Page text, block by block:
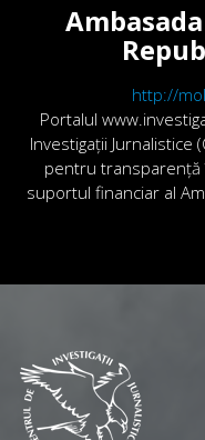
http://
Portalul
Investigații Jurnalistice
pentru transparență
suportul financiar al